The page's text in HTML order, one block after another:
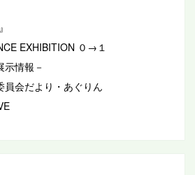
EXHIBITION ０→１
情報－
員会だより・あぐりん